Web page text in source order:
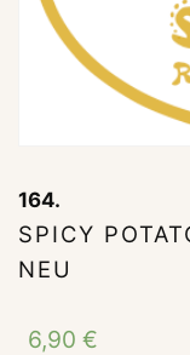
164.
SPICY
NEU
6,90€